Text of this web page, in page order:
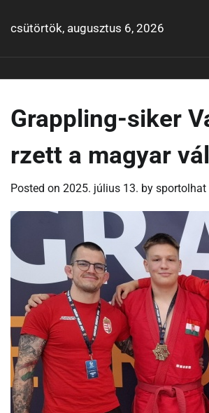
csütörtök, augusztus 6, 2026
Grappling-siker
rzett a magyar
Posted on 2025. július 13. by sportolhat